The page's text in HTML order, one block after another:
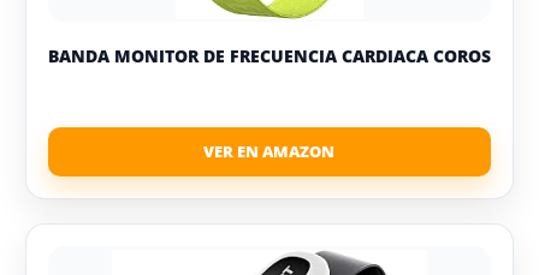
BANDA MONITOR DE FRECUENCIA CARDIACA COROS